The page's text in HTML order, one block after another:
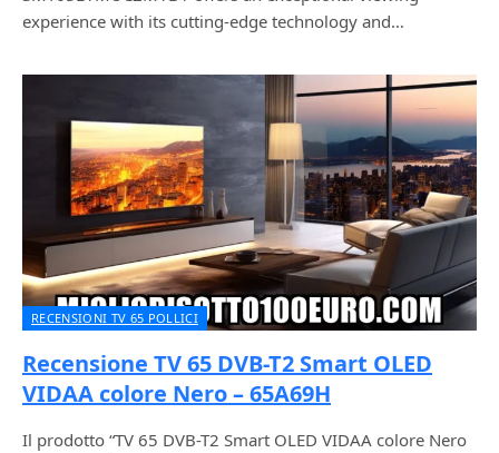
experience with its cutting-edge technology and…
RECENSIONI TV 65 POLLICI
Recensione TV 65 DVB-T2 Smart OLED
VIDAA colore Nero – 65A69H
Il prodotto “TV 65 DVB-T2 Smart OLED VIDAA colore Nero